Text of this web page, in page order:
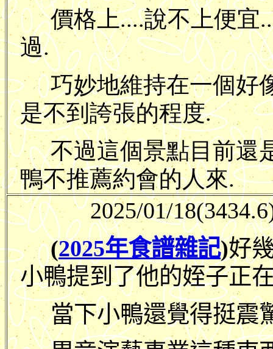
價格上....說不上便宜
過.
巧妙地維持在一個好
是不到誇張的程度.
不過這個景點目前還
鴨不推薦約會的人來.
2025/01/18
(2025年食譜雜記)好
小鴨提到了他的姪子正
當下小鴨還覺得挺震